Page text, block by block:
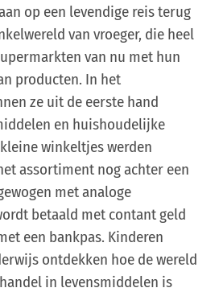
op een levendige reis terug
van vroeger, die heel
van nu met hun
producten. In het
ze uit de eerste hand
en huishoudelijke
winkeltjes werden
assortiment nog achter een
met analoge
betaald met contant geld
een bankpas. Kinderen
ontdekken hoe de wereld
in levensmiddelen is